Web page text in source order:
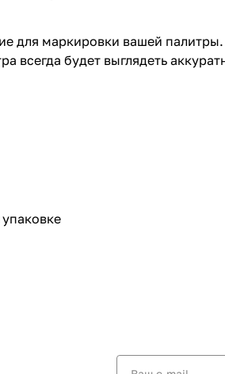
для маркировки вашей
всегда будет выглядеть